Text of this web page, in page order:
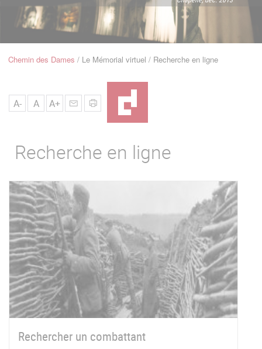
Navigation
Fil
Chemin des Dames Le Mémorial virtuel Recherche en ligne
A- A A+
Recherche en ligne
Rechercher un combattant